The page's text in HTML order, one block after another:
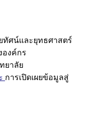
ทัศน์และยุทธศาสตร์
องค์กร
ยาลัย
การเปิดเผยข้อมูลสู่